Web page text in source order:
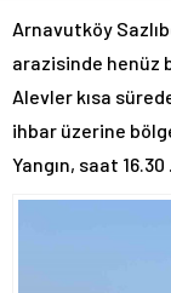
Arnavutköy
arazisinde henüz
Alevler kısa
ihbar üzerine
Yangın, saat